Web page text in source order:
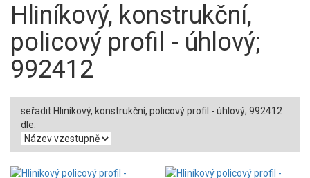
Hliníkový, konstrukční,
policový profil - úhlový;
992412
seřadit Hliníkový, konstrukční, policový profil - úhlový; 992412
dle: